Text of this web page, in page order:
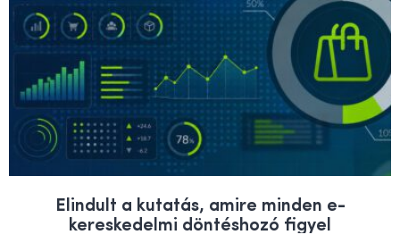
Elindult a kutatás, amire minden e-
kereskedelmi döntéshozó figyel